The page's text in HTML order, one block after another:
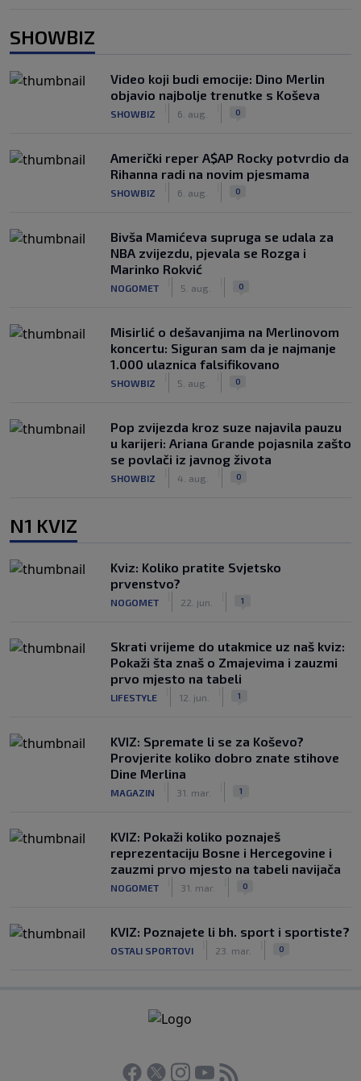
SHOWBIZ
Video koji budi emocije: Dino Merlin
objavio najbolje trenutke s Koševa
SHOWBIZ 6. aug. 0
Američki reper A$AP Rocky potvrdio da
Rihanna radi na novim pjesmama
SHOWBIZ 6. aug. 0
Bivša Mamićeva supruga se udala za
NBA zvijezdu, pjevala se Rozga i
Marinko Rokvić
NOGOMET 5. aug. 0
Misirlić o dešavanjima na Merlinovom
koncertu: Siguran sam da je najmanje
1.000 ulaznica falsifikovano
SHOWBIZ 5. aug. 0
Pop zvijezda kroz suze najavila pauzu
u karijeri: Ariana Grande pojasnila zašto
se povlači iz javnog života
SHOWBIZ 4. aug. 0
N1 KVIZ
Kviz: Koliko pratite Svjetsko
prvenstvo?
NOGOMET 22. jun. 1
Skrati vrijeme do utakmice uz naš kviz:
Pokaži šta znaš o Zmajevima i zauzmi
prvo mjesto na tabeli
LIFESTYLE 12. jun. 1
KVIZ: Spremate li se za Koševo?
Provjerite koliko dobro znate stihove
Dine Merlina
MAGAZIN 31. mar. 1
KVIZ: Pokaži koliko poznaješ
reprezentaciju Bosne i Hercegovine i
zauzmi prvo mjesto na tabeli navijača
NOGOMET 31. mar. 0
KVIZ: Poznajete li bh. sport i sportiste?
OSTALI SPORTOVI 23. mar. 0